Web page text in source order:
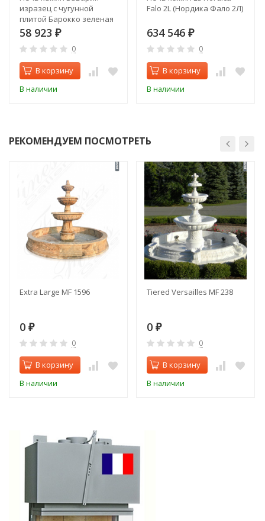
изразец с чугунной
плитой Барокко зеленая
58 923 ₽
0
В корзину
В наличии
Falo 2L (Нордика Фало 2Л)
634 546 ₽
0
В корзину
В наличии
РЕКОМЕНДУЕМ ПОСМОТРЕТЬ
Extra Large MF 1596
0 ₽
0
В корзину
В наличии
Tiered Versailles MF 238
0 ₽
0
В корзину
В наличии